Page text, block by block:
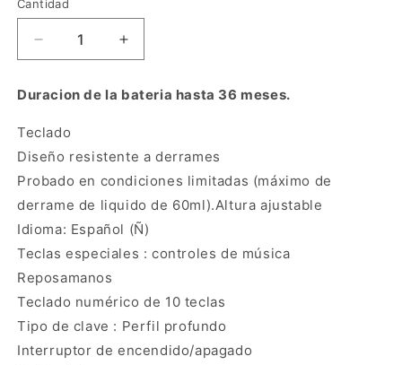
Cantidad
Cantidad
Reducir
cantidad
para
Combo
MK520
teclado
y
mouse
inalámbrico
Aumentar
cantidad
Combo
teclado
y
mouse
inalámbrico
Duracion de la bateria hasta 36 meses.
Teclado
Diseño resistente a derrames
Probado en condiciones limitadas (máximo de
derrame de liquido de 60ml).Altura ajustable
Idioma: Español (Ñ)
Teclas especiales : controles de música
Reposamanos
Teclado numérico de 10 teclas
Tipo de clave : Perfil profundo
Interruptor de encendido/apagado